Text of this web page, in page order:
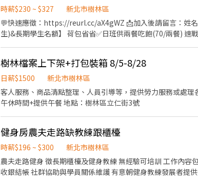
時薪$230 ~ $327
新北市樹林區
💬快速應徵：https://reurl.cc/aX4gWZ 📩加入後請留言：姓
生)&長期學生名額】 荷包省省✅日班供兩餐吃飽(70/兩餐) 速
林三俊廠、樹林新樹廠➜近樹林運動中心、龍華科大 ▶️工作
$41,000~$56,000 (已額滿)夜班：20:00~04:30 薪資：260/
間：間休10分、用餐50分、夜班30分 ▶️工作重點：每月10日
作｜安心又放心】 💬快速應徵：https://reurl.cc/aX4gWZ ✨
電話｜出生年月日｜居住地｜職缺截圖 ☎️ 吳’s｜02-2208-
6% 🔹 滿3個月享三節禮品⸝禮金 🔹 全台職缺免費諮詢&媒合
樹林檔案上下架+打包裝箱 8/5-8/28
日薪$1500
新北市樹林區
客人服務、商品清點整理、人員引導等，提供勞力服務或處
午休時間+提供午餐 地點：樹林區立仁街3號
健身房農夫走路缺教練跟櫃檯
時薪$196 ~ $300
新北市樹林區
農夫走路健身 徵長期櫃檯及健身教練 無經驗可培訓 工作內容包含會員接待 課程介紹 客戶服務 環境清潔 器材整理 基本文書處理
收銀結帳 社群協助與學員關係維護 有意朝健身教練發展者提供完整培訓與升遷機會 能配合輪班